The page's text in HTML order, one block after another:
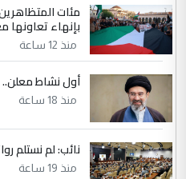
مئات
بإنهاء تعاونها
منذ 12 ساعة
أول نشاط معلن..
منذ 18 ساعة
نائب: لم نستلم
منذ 19 ساعة